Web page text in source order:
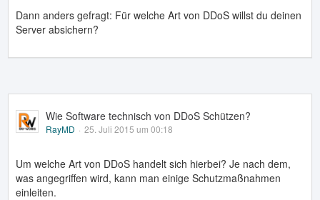
Dann anders gefragt: Für welche Art von DDoS willst du deinen
Server absichern?
Wie Software technisch von DDoS Schützen?
RayMD 25. Juli 2015 um 00:18
Um welche Art von DDoS handelt sich hierbei? Je nach dem,
was angegriffen wird, kann man einige Schutzmaßnahmen
einleiten.